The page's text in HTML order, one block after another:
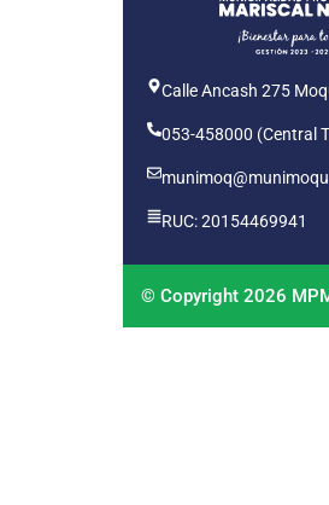
Calle Ancash 275
053-458000 (Central
RUC: 20154469941
© Copyright 2026